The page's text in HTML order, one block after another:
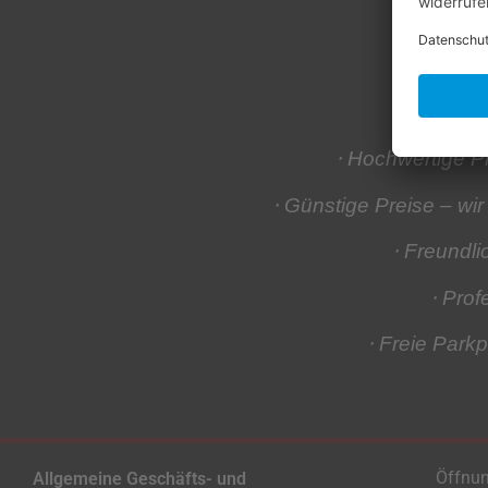
Der
⋅ Hochwertige
⋅ Günstige Preise –
⋅
⋅
⋅ Freie
Allgemeine Geschäfts- und